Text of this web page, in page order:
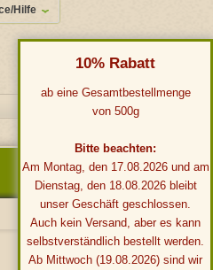
Hilfe
10% Rabatt
ab eine Gesamtbestellmenge
von 500g
Bitte beachten:
Am Montag, den 17.08.2026 und am
Dienstag, den 18.08.2026 bleibt
unser Geschäft geschlossen.
Auch kein Versand, aber es kann
selbstverständlich bestellt werden.
Ab Mittwoch (19.08.2026) sind wir